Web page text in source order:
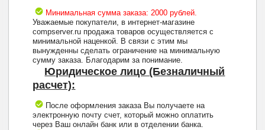
Минимальная сумма заказа: 2000 рублей.
Уважаемые покупатели, в интернет-магазине
compserver.ru продажа товаров осуществляется с
минимальной наценкой. В связи с этим мы
вынужденны сделать ограничение на минимальную
сумму заказа. Благодарим за понимание.
Юридическое лицо (Безналичный
расчет):
После оформления заказа Вы получаете на
электронную почту счет, который можно оплатить
через Ваш онлайн банк или в отделении банка.